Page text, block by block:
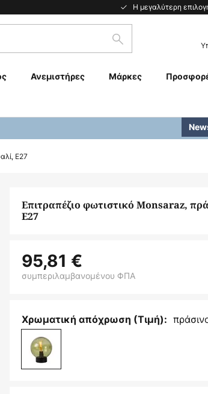
Η μεγαλύτερη
Αναζήτηση
Ανεμιστήρες Μάρκες
E27
Επιτραπέζιο φωτιστικό Monsaraz,
E27
95,81 €
συμπεριλαμβανομένου ΦΠΑ
Χρωματική απόχρωση (Τιμή):